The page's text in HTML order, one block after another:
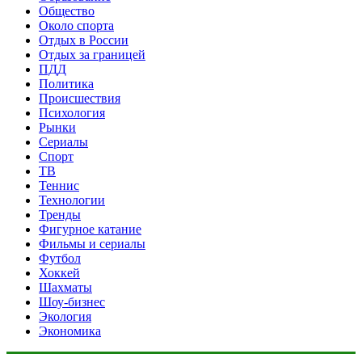
Общество
Около спорта
Отдых в России
Отдых за границей
ПДД
Политика
Происшествия
Психология
Рынки
Сериалы
Спорт
ТВ
Теннис
Технологии
Тренды
Фигурное катание
Фильмы и сериалы
Футбол
Хоккей
Шахматы
Шоу-бизнес
Экология
Экономика